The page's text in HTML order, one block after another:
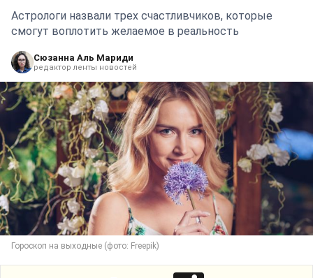
Астрологи назвали трех счастливчиков, которые
смогут воплотить желаемое в реальность
Сюзанна Аль Мариди
редактор ленты новостей
Гороскоп на выходные (фото: Freepik)